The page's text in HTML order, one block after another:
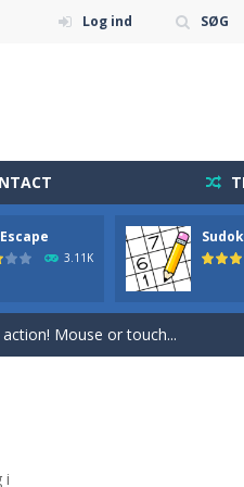
Log ind SØG
3.11K
diamonds in the level and avoid...
blevet mere tilgængelig end
Mouse or touch...
i